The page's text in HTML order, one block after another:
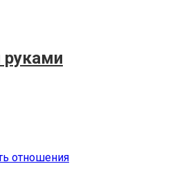
руками